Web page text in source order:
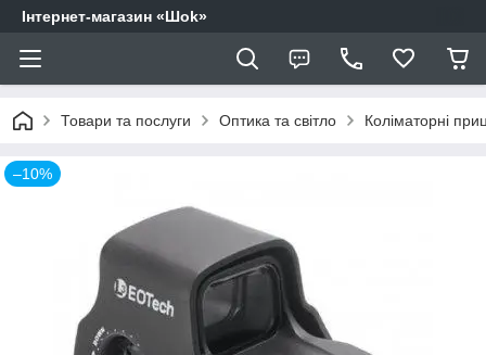
Інтернет-магазин «Шоk»
Товари та послуги Оптика та світло Коліматорні
–10%